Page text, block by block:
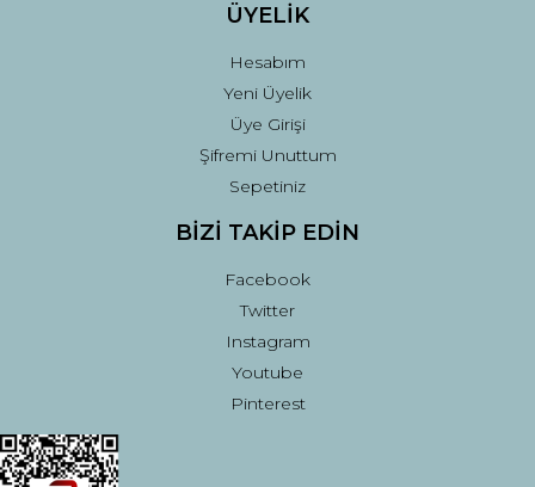
ÜYELİK
Hesabım
Yeni Üyelik
Üye Girişi
Şifremi Unuttum
Sepetiniz
BİZİ TAKİP EDİN
Facebook
Twitter
Instagram
Youtube
Pinterest